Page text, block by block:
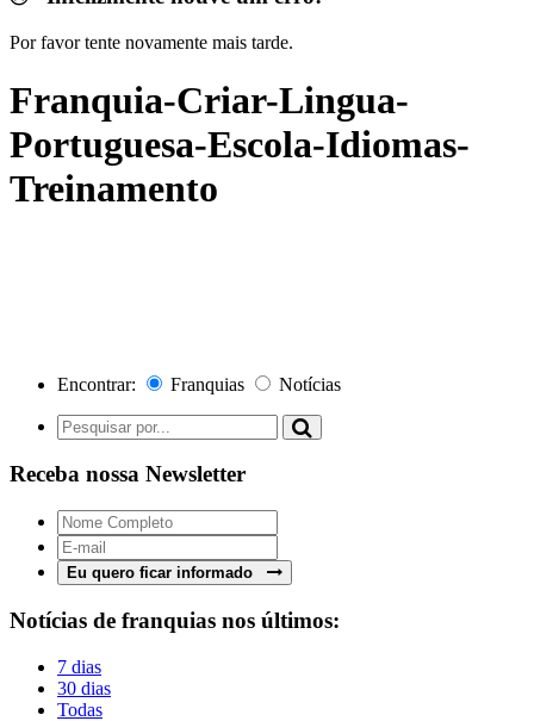
Por favor tente novamente mais tarde.
Franquia-Criar-Lingua-
Portuguesa-Escola-Idiomas-
Treinamento
Encontrar: Franquias Notícias
Receba nossa Newsletter
Eu quero ficar informado
Notícias de franquias nos últimos:
7 dias
30 dias
Todas